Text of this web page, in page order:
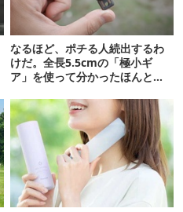
なるほど、ポチる人続出するわ
けだ。全長5.5cmの「極小ギ
ア」を使って分かったほんとの